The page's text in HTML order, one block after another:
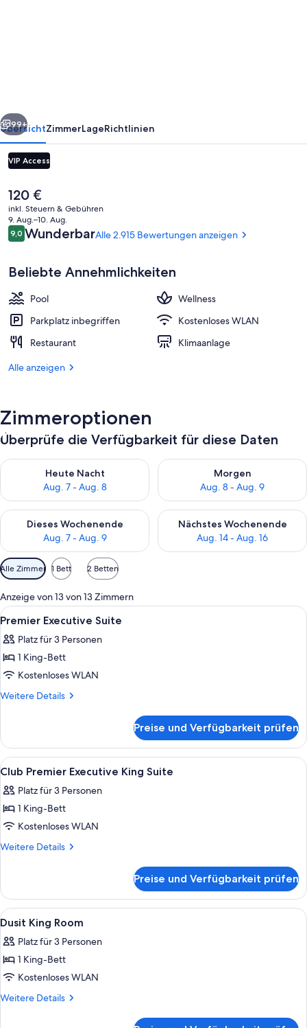
Fassade der Unterkunft – Abend/
Weiter
99+
ÜbersichtZimmerLageRichtlinien
VIP Access
Der
aktuelle
Preis
beträgt
120 €.
120 €
inkl. Steuern & Gebühren
9. Aug.–10. Aug.
Bewertungen
9,09,0 von 10.
WunderbarAlle 2.915 Bewertungen anzeigen
Beliebte Annehmlichkeiten
Pool
Wellness
Parkplatz inbegriffen
Kostenloses WLAN
Restaurant
Klimaanlage
Alle anzeigen
Zimmeroptionen
Überprüfe die Verfügbarkeit für diese Daten
Heute Nacht
Aug. 7 - Aug. 8
Überprüfe die Verfügbarkeit für heute Nacht, Aug. 7 - Aug. 8.
Morgen
Aug. 8 - Aug. 9
Überprüfe die Verfügbarkeit
Dieses Wochenende
Aug. 7 - Aug. 9
Überprüfe die Verfügbarkeit für dieses Wochenende, Aug. 7
Nächstes Wochenende
Aug. 14 - Aug. 16
Überprüfe die Verfügbarkeit
Verfügbare
Filter
für
Zimmer
Alle Zimmer 1 Bett 2 Betten
Anzeige von 13 von 13 Zimmern
Alle
Fotos
für
Premier
Executive
Suite
Ein Hotelzimmer mit einem großen
7
Premier Executive Suite
Platz für 3 Personen
1 King-Bett
Kostenloses WLAN
Weitere Details
Weitere
Executive
Suite
Preise und Verfügbarkeit prüfen
Alle
Fotos
für
Club
Premier
Executive
anzeigen
Ein Hotelzimmer mit einem großen
9
Club Premier Executive King Suite
Platz für 3 Personen
1 King-Bett
Kostenloses WLAN
Weitere Details
Weitere
Premier
Executive
King
Preise und Verfügbarkeit prüfen
Alle
Fotos
für
Dusit
King
Room
Eine geräumige Lobby mit hohen
5
Dusit King Room
Platz für 3 Personen
1 King-Bett
Kostenloses WLAN
Weitere Details
Weitere